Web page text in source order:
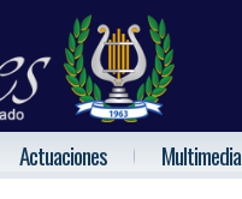
Actuaciones Multimedia